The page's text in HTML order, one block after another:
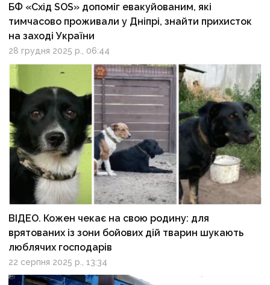
БФ «Схід SOS» допоміг евакуйованим, які
тимчасово проживали у Дніпрі, знайти прихисток
на заході України
28 грудня 2025 р., 06:44
ВІДЕО. Кожен чекає на свою родину: для
врятованих із зони бойових дій тварин шукають
люблячих господарів
22 серпня 2025 р., 13:34